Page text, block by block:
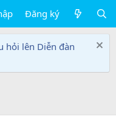
Đăng ký
hỏi lên Diễn đàn